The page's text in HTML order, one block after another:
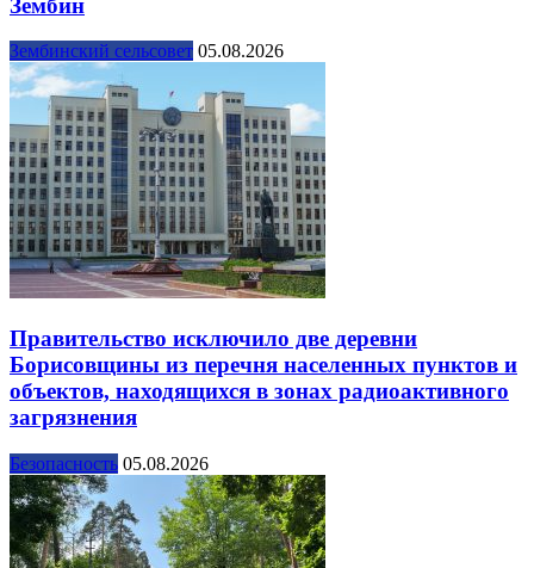
Зембинский сельсовет 05.08.2026
Правительство исключило две деревни
Борисовщины из перечня населенных пунктов и
объектов, находящихся в зонах радиоактивного
загрязнения
Безопасность 05.08.2026